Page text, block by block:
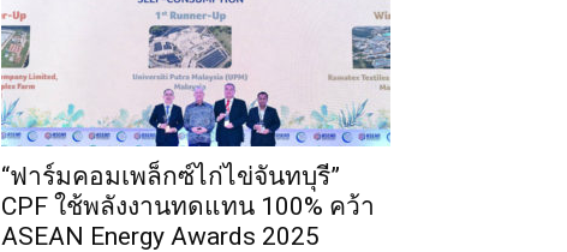
“ฟาร์มคอมเพล็กซ์ไก่ไข่จันทบุรี”
CPF ใช้พลังงานทดแทน 100% คว้า
ASEAN Energy Awards 2025